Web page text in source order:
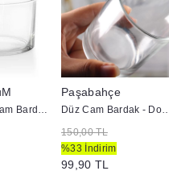
Oval Şeffaf Cam Bardak - Doluma Uygun
Paşabahçe
Düz Cam Bardak -
150,00 TL
%33 İndirim
99,90 TL